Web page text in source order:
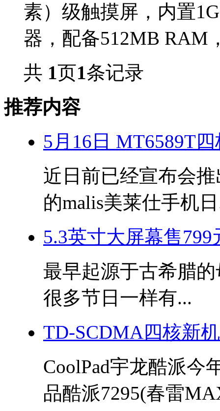
素）级触摸屏，内置
器，配备512MB RAM
共 1页1条记录
推荐内容
5月16日 MT6589T
近日前已经宣布会
的malis美莱仕手机
5.3英寸大屏幕售
最早起源于古希腊
很多节日一样有...
TD-SCDMA四核新
CoolPad宇龙酷派今
品酷派7295(春雷